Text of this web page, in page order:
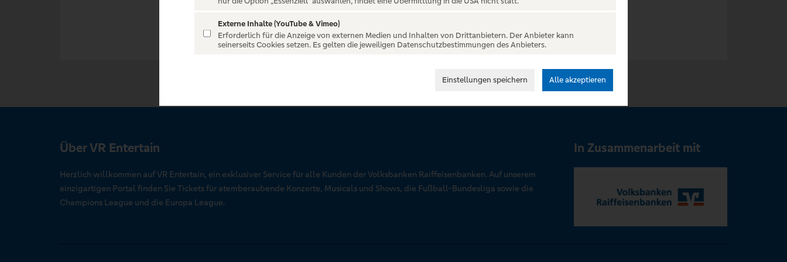
Über VR Entertain
Herzlich willkommen auf VR Entertain, ein exklusiver Service für alle Kunden der Volksbanken Raiffeisenbanken. Auf unserem
einzigartigen Portal finden Sie Tickets für atemberaubende Konzerte, Musicals und Shows, die Fußball-Bundesliga sowie die
Champions League und die Europa League.
In Zusammenarbeit mit
Externe Inhalte (YouTube & Vimeo)
Erforderlich für die Anzeige von externen Medien und Inhalten von Drittanbietern. Der Anbieter kann
seinerseits Cookies setzen. Es gelten die jeweiligen Datenschutzbestimmungen des Anbieters.
Einstellungen speichern Alle akzeptieren